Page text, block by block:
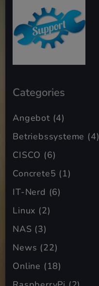
Categories
Angebot(4)
Betriebssysteme (4)
CISCO (6)
Concrete5 (1)
IT-Nerd (6)
Linux (2)
NAS (3)
News (22)
Online (18)